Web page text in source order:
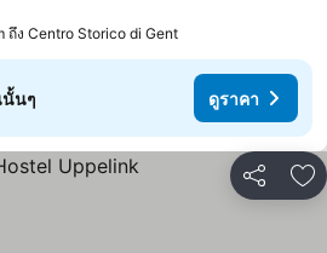
ถึง Centro Storico di Gent
นั้นๆ ดูราคา
แชร์ เ